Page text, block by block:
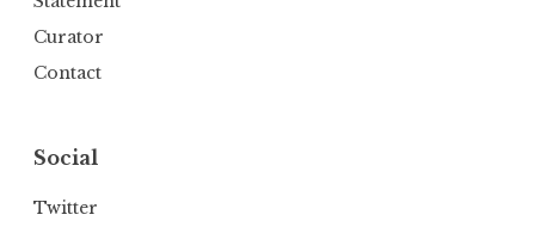
Curator
Contact
Social
Twitter